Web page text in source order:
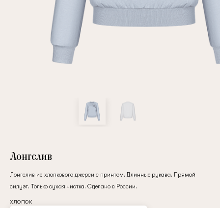
Повтор пароля
Дата рождения
политики конфиденциальности
Зарегистрированный
Лонгслив
Лонгслив из хлопкового джерси с принтом. Длинные рукава. Прямой
силуэт. Только сухая чистка. Сделано в России.
хлопок